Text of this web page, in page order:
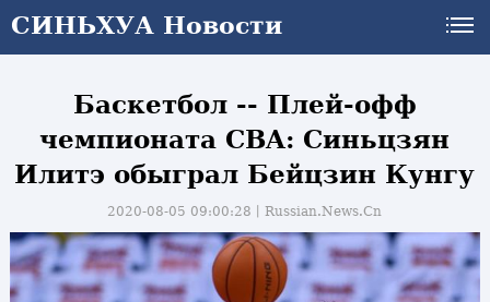
СИНЬХУА Новости
Баскетбол -- Плей-офф
чемпионата CBA: Синьцзян
Илитэ обыграл Бейцзин Кунгу
2020-08-05 09:00:28丨Russian.News.Cn